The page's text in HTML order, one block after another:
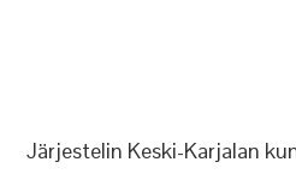
Järjestelin Keski-Karjalan